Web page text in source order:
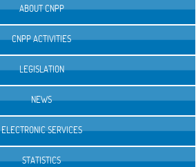
ABOUT CNPP
CNPP ACTIVITIES
LEGISLATION
NEWS
ELECTRONIC SERVICES
STATISTICS